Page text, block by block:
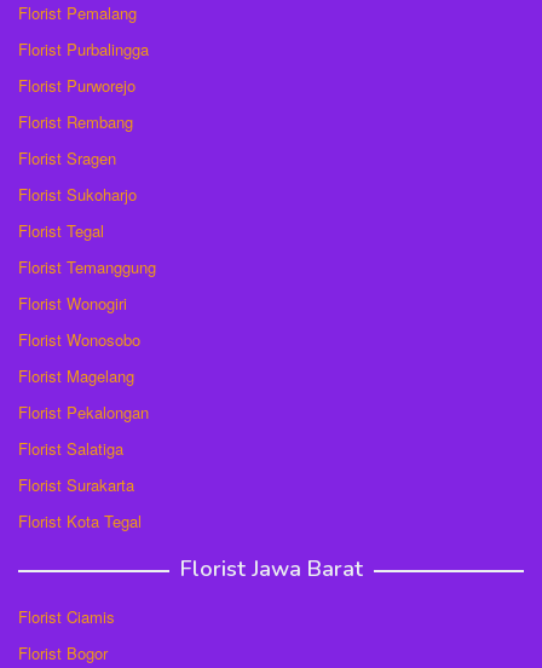
Florist Pemalang
Florist Purbalingga
Florist Purworejo
Florist Rembang
Florist Sragen
Florist Sukoharjo
Florist Tegal
Florist Temanggung
Florist Wonogiri
Florist Wonosobo
Florist Magelang
Florist Pekalongan
Florist Salatiga
Florist Surakarta
Florist Kota Tegal
Florist Jawa Barat
Florist Ciamis
Florist Bogor